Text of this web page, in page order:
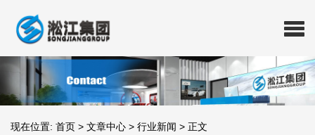
现在位置: 首页 > 文章中心 > 行业新闻 > 正文